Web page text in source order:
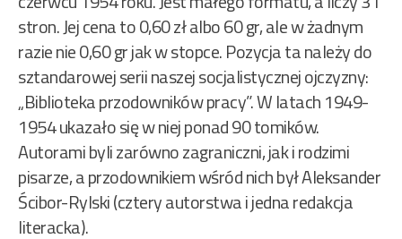
stron. Jej cena to 0,60 zł albo 60 gr, ale w żadnym
razie nie 0,60 gr jak w stopce. Pozycja ta należy do
sztandarowej serii naszej socjalistycznej ojczyzny:
„Biblioteka przodowników pracy”. W latach 1949-
1954 ukazało się w niej ponad 90 tomików.
Autorami byli zarówno zagraniczni, jak i rodzimi
pisarze, a przodownikiem wśród nich był Aleksander
Ścibor-Rylski (cztery autorstwa i jedna redakcja
literacka).